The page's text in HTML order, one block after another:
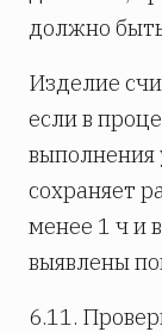
должно
Изделие
если в
выполнения
сохраняет
менее 1 ч и
выявлены
6.11.